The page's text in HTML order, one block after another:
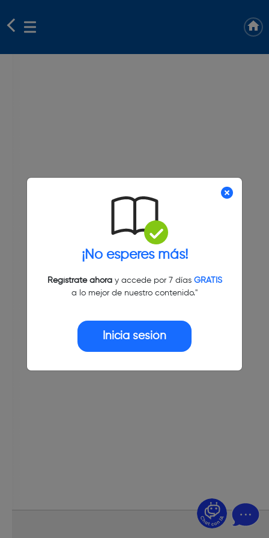
¡No esperes más!
Regístrate ahoray accede por 7 días GRATIS
a lo mejor de nuestro contenido."
Inicia sesión